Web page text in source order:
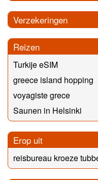
Verzekeringen
Reizen
Turkije eSIM
greece island hopping
voyagiste grece
Saunen in Helsinki
Erop uit
reisbureau kroeze